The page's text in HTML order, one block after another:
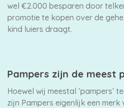
wel €2.000 besparen door
promotie te kopen over de
kind luiers draagt.
Pampers zijn de meest
Hoewel wij meestal ‘pampers’
zijn Pampers eigenlijk een merk